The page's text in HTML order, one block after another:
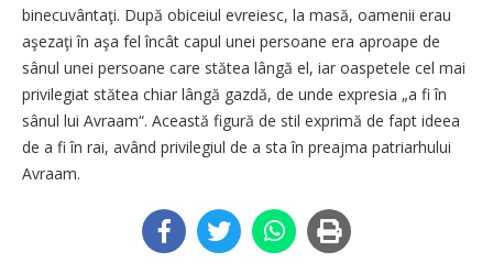
binecuvântaţi. După obiceiul evreiesc, la masă, oamenii erau
aşezaţi în aşa fel încât capul unei persoane era aproape de
sânul unei persoane care stătea lângă el, iar oaspetele cel mai
privilegiat stătea chiar lângă gazdă, de unde expresia „a fi în
sânul lui Avraam“. Această figură de stil exprimă de fapt ideea
de a fi în rai, având privilegiul de a sta în preajma patriarhului
Avraam.